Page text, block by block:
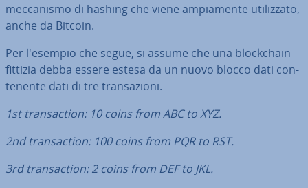
mec­ca­ni­smo di hashing che viene am­pia­men­te uti­liz­za­to,
anche da Bitcoin.
Per l'esempio che segue, si assume che una bloc­k­chain
fittizia debba essere estesa da un nuovo blocco dati con­
te­nen­te dati di tre tran­sa­zio­ni.
1st tran­sac­tion: 10 coins from ABC to XYZ.
2nd tran­sac­tion: 100 coins from PQR to RST.
3rd tran­sac­tion: 2 coins from DEF to JKL.